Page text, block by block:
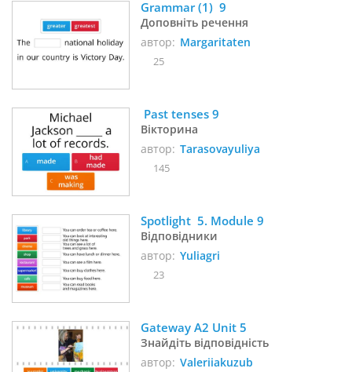
Доповніть речення
автор: Margaritaten
25
Past tenses 9
Вікторина
автор: Tarasovayuliya
145
Spotlight  5. Module 9
Відповідники
автор: Yuliagri
23
Gateway A2 Unit 5
Знайдіть відповідність
автор: Valeriiakuzub